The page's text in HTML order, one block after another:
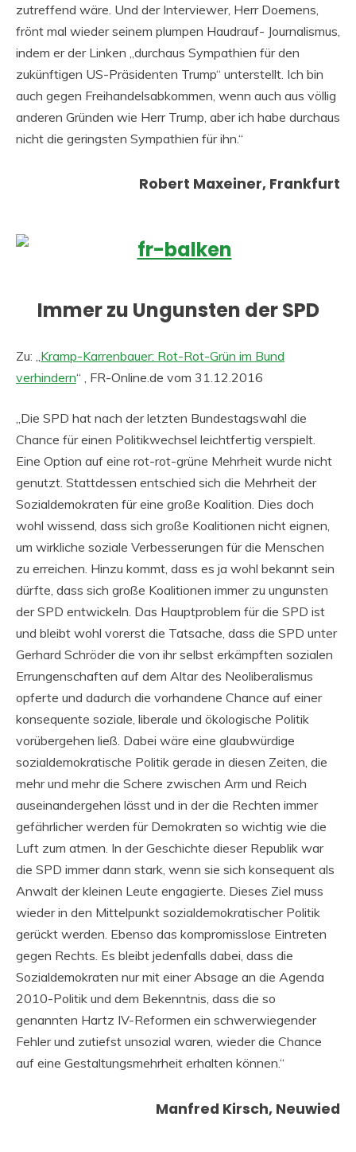
zutreffend wäre. Und der Interviewer, Herr Doemens,
frönt mal wieder seinem plumpen Haudrauf- Journalismus,
indem er der Linken „durchaus Sympathien für den
zukünftigen US-Präsidenten Trump“ unterstellt. Ich bin
auch gegen Freihandelsabkommen, wenn auch aus völlig
anderen Gründen wie Herr Trump, aber ich habe durchaus
nicht die geringsten Sympathien für ihn.“
Robert Maxeiner, Frankfurt
Immer zu Ungunsten der SPD
Zu: „Kramp-Karrenbauer: Rot-Rot-Grün im Bund
verhindern“ , FR-Online.de vom 31.12.2016
„Die SPD hat nach der letzten Bundestagswahl die
Chance für einen Politikwechsel leichtfertig verspielt.
Eine Option auf eine rot-rot-grüne Mehrheit wurde nicht
genutzt. Stattdessen entschied sich die Mehrheit der
Sozialdemokraten für eine große Koalition. Dies doch
wohl wissend, dass sich große Koalitionen nicht eignen,
um wirkliche soziale Verbesserungen für die Menschen
zu erreichen. Hinzu kommt, dass es ja wohl bekannt sein
dürfte, dass sich große Koalitionen immer zu ungunsten
der SPD entwickeln. Das Hauptproblem für die SPD ist
und bleibt wohl vorerst die Tatsache, dass die SPD unter
Gerhard Schröder die von ihr selbst erkämpften sozialen
Errungenschaften auf dem Altar des Neoliberalismus
opferte und dadurch die vorhandene Chance auf einer
konsequente soziale, liberale und ökologische Politik
vorübergehen ließ. Dabei wäre eine glaubwürdige
sozialdemokratische Politik gerade in diesen Zeiten, die
mehr und mehr die Schere zwischen Arm und Reich
auseinandergehen lässt und in der die Rechten immer
gefährlicher werden für Demokraten so wichtig wie die
Luft zum atmen. In der Geschichte dieser Republik war
die SPD immer dann stark, wenn sie sich konsequent als
Anwalt der kleinen Leute engagierte. Dieses Ziel muss
wieder in den Mittelpunkt sozialdemokratischer Politik
gerückt werden. Ebenso das kompromisslose Eintreten
gegen Rechts. Es bleibt jedenfalls dabei, dass die
Sozialdemokraten nur mit einer Absage an die Agenda
2010-Politik und dem Bekenntnis, dass die so
genannten Hartz IV-Reformen ein schwerwiegender
Fehler und zutiefst unsozial waren, wieder die Chance
auf eine Gestaltungsmehrheit erhalten können.“
Manfred Kirsch, Neuwied